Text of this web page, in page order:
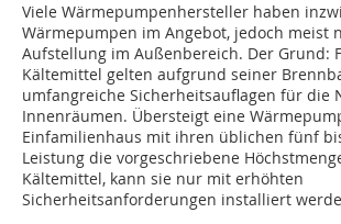
Viele Wärmepumpenhersteller haben
Wärmepumpen im Angebot, jedoch meist
Aufstellung im Außenbereich. Der Grund:
Kältemittel gelten aufgrund seiner
umfangreiche Sicherheitsauflagen für die
Innenräumen. Übersteigt eine
Einfamilienhaus mit ihren üblichen fünf
Leistung die vorgeschriebene
Kältemittel, kann sie nur mit erhöhten
Sicherheitsanforderungen installiert